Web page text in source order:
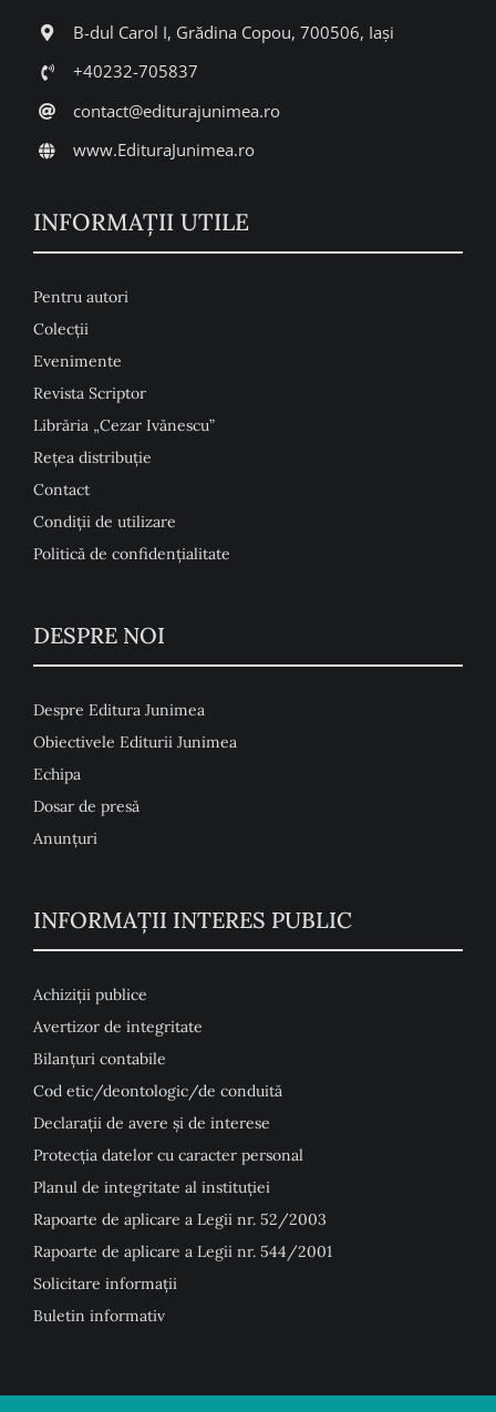
B-dul Carol I, Grădina Copou, 700506, Iași
+40232-705837
contact@editurajunimea.ro
www.EdituraJunimea.ro
INFORMAŢII UTILE
Pentru autori
Colecţii
Evenimente
Revista Scriptor
Librăria „Cezar Ivănescu”
Rețea distribuție
Contact
Condiţii de utilizare
Politică de confidențialitate
DESPRE NOI
Despre Editura Junimea
Obiectivele Editurii Junimea
Echipa
Dosar de presă
Anunţuri
INFORMAȚII INTERES PUBLIC
Achiziții publice
Avertizor de integritate
Bilanțuri contabile
Cod etic/deontologic/de conduită
Declarații de avere și de interese
Protecția datelor cu caracter personal
Planul de integritate al instituției
Rapoarte de aplicare a Legii nr. 52/2003
Rapoarte de aplicare a Legii nr. 544/2001
Solicitare informații
Buletin informativ